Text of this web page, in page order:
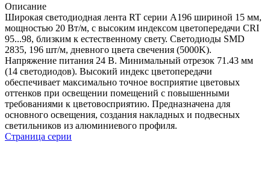
Описание
Широкая светодиодная лента RT серии A196 шириной 15 мм,
мощностью 20 Вт/м, с высоким индексом цветопередачи CRI
95...98, близким к естественному свету. Светодиоды SMD
2835, 196 шт/м, дневного цвета свечения (5000K).
Напряжение питания 24 В. Минимальный отрезок 71.43 мм
(14 светодиодов). Высокий индекс цветопередачи
обеспечивает максимально точное восприятие цветовых
оттенков при освещении помещений с повышенными
требованиями к цветовосприятию. Предназначена для
основного освещения, создания накладных и подвесных
светильников из алюминиевого профиля.
Страница серии